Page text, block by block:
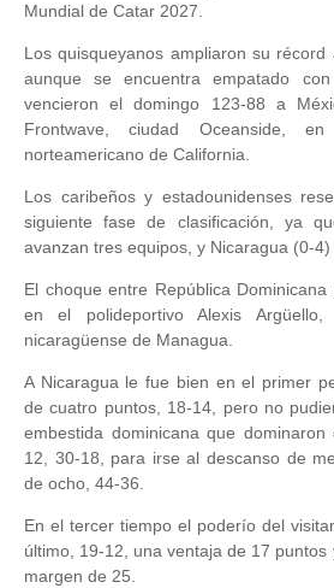
Mundial de Catar 2027.
Los quisqueyanos ampliaron su
aunque se encuentra empatado
vencieron el domingo 123-88 a
Frontwave, ciudad Oceanside,
norteamericano de California.
Los caribeños y estadounidenses
siguiente fase de clasificación, ya
avanzan tres equipos, y Nicaragua (0-4)
El choque entre República
en el polideportivo Alexis
nicaragüense de Managua.
A Nicaragua le fue bien en el primer
de cuatro puntos, 18-14, pero no
embestida dominicana que
12, 30-18, para irse al descanso de
de ocho, 44-36.
En el tercer tiempo el poderío del
último, 19-12, una ventaja de 17
margen de 25.